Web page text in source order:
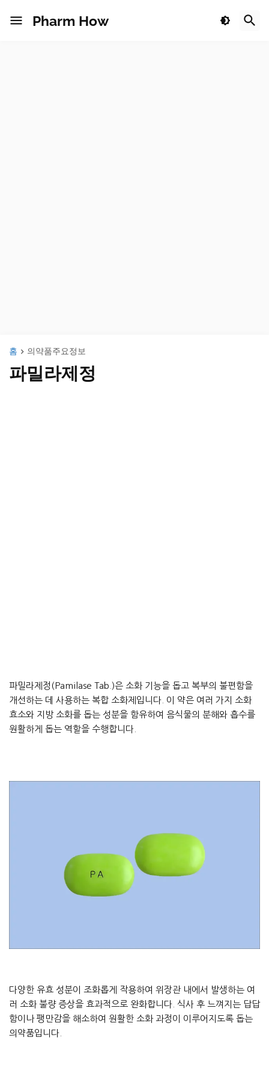
Pharm How
홈 의약품주요정보
파밀라제정
파밀라제정(Pamilase Tab.)은 소화 기능을 돕고 복부의 불편함을
개선하는 데 사용하는 복합 소화제입니다. 이 약은 여러 가지 소화
효소와 지방 소화를 돕는 성분을 함유하여 음식물의 분해와 흡수를
원활하게 돕는 역할을 수행합니다.
다양한 유효 성분이 조화롭게 작용하여 위장관 내에서 발생하는 여
러 소화 불량 증상을 효과적으로 완화합니다. 식사 후 느껴지는 답답
함이나 팽만감을 해소하여 원활한 소화 과정이 이루어지도록 돕는
의약품입니다.